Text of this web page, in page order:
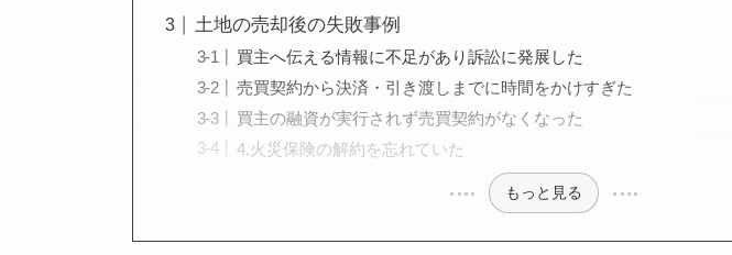
土地の売却後の失敗事例
買主へ伝える情報に不足があり訴訟に発展した
売買契約から決済・引き渡しまでに時間をかけすぎた
買主の融資が実行されず売買契約がなくなった
4.火災保険の解約を忘れていた
もっと見る